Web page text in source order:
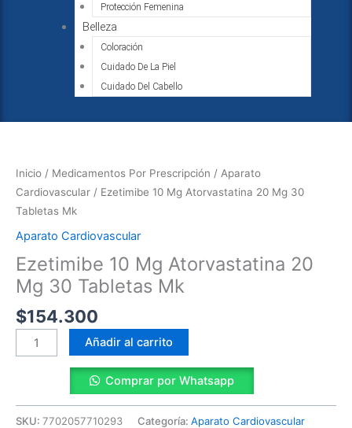
Protección Femenina
Belleza
Coloración
Cuidado De La Piel
Cuidado Del Cabello
Inicio / Medicamentos Por Prescripción / Aparato
Cardiovascular / Ezetimibe 10 Mg Atorvastatina 20 Mg 30
Tabletas Mk
Aparato Cardiovascular
Ezetimibe 10 Mg Atorvastatina 20
Mg 30 Tabletas Mk
$154.300
Mg
Atorvastatina
20
30
Tabletas
Mk
cantidad
Añadir al carrito
Comprar por Whatsapp
SKU: 7702057710293 Categoría: Aparato Cardiovascular